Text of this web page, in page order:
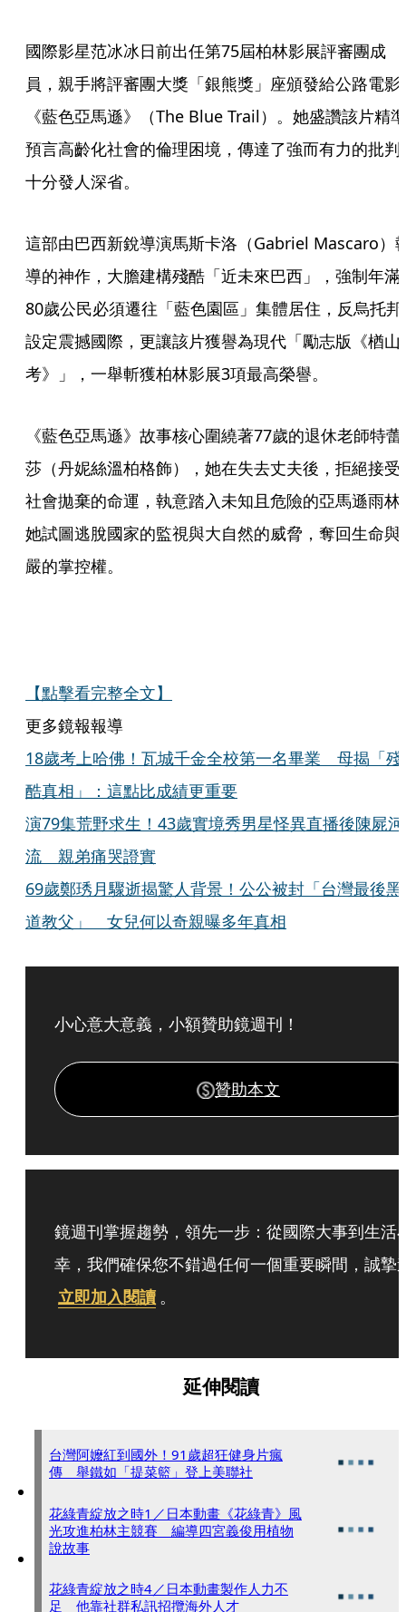
國際影星范冰冰日前出任第75屆柏林影展評審團成
員，親手將評審團大獎「銀熊獎」座頒發給公路電影
《藍色亞馬遜》（The Blue Trail）。她盛讚該片精準
預言高齡化社會的倫理困境，傳達了強而有力的批判
十分發人深省。
這部由巴西新銳導演馬斯卡洛（Gabriel Mascaro）
導的神作，大膽建構殘酷「近未來巴西」，強制年滿
80歲公民必須遷往「藍色園區」集體居住，反烏托邦
設定震撼國際，更讓該片獲譽為現代「勵志版《楢山
考》」，一舉斬獲柏林影展3項最高榮譽。
《藍色亞馬遜》故事核心圍繞著77歲的退休老師特蕾
莎（丹妮絲溫柏格飾），她在失去丈夫後，拒絕接受
社會拋棄的命運，執意踏入未知且危險的亞馬遜雨林
她試圖逃脫國家的監視與大自然的威脅，奪回生命與
嚴的掌控權。
【點擊看完整全文】
更多鏡報報導
18歲考上哈佛！瓦城千金全校第一名畢業 母揭「殘
酷真相」：這點比成績更重要
演79集荒野求生！43歲實境秀男星怪異直播後陳屍河
流 親弟痛哭證實
69歲鄭琇月驟逝揭驚人背景！公公被封「台灣最後黑
道教父」 女兒何以奇親曝多年真相
小心意大意義，小額贊助鏡週刊！
贊助本文
鏡週刊掌握趨勢，領先一步：從國際大事到生活
幸，我們確保您不錯過任何一個重要瞬間，誠摯
立即加入閱讀 。
延伸閱讀
台灣阿嬤紅到國外！91歲超狂健身片瘋
傳 舉鐵如「提菜籃」登上美聯社
花綠青綻放之時1／日本動畫《花綠青》風
光攻進柏林主競賽 編導四宮義俊用植物
說故事
花綠青綻放之時4／日本動畫製作人力不
足 他靠社群私訊招攬海外人才